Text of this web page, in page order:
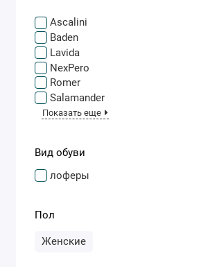
Ascalini
Baden
Lavida
NexPero
Romer
Salamander
Показать еще
Вид обуви
лоферы
Пол
Женские